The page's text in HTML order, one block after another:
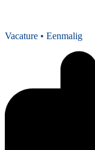
Vacature • Eenmalig